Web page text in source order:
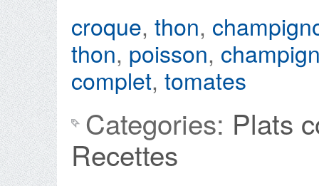
croque, thon,
thon, poisson,
complet, tomates
Categories: Plats
Recettes